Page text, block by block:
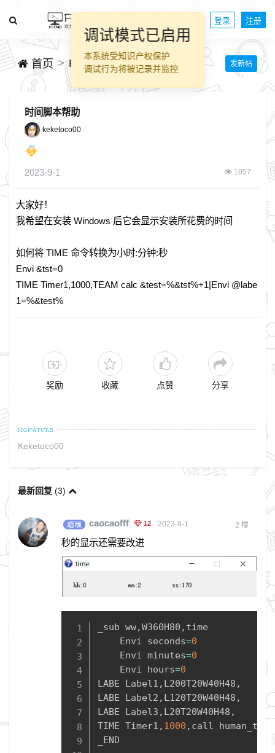
登录 注册
首页 PECMD脚本交流 发新帖
时间脚本帮助
keketoco00
2023-9-1 1057
大家好！
我希望在安装 Windows 后它会显示安装所花费的时间
如何将 TIME 命令转换为小时:分钟:秒
Envi &tst=0
TIME Timer1,1000,TEAM calc &test=%&tst%+1|Envi @labe
1=%&test%
奖励 收藏 点赞 分享
Keketoco00
最新回复 (3)
caocaofff 12 2023-9-1 2 楼
秒的显示还需要改进
_sub ww,W360H80 , time
    Envi seconds
=0
    Envi minutes
=0
    Envi hours
=0
LABE Label1 , L200T20W40H48 ,
LABE Label2 , L120T20W40H48 ,
LABE Label3 , L20T20W40H48 ,
TIME Timer1 , 1000 , call human_time
_END
调试模式已启用
本系统受知识产权保护
调试行为将被记录并监控